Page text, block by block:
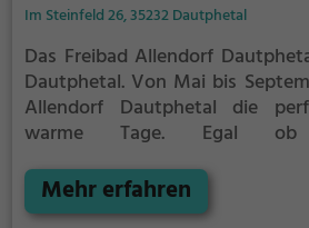
Im Steinfeld 26, 35232 Dautphetal
Das Freibad Allendorf
Dautphetal. Von Mai bis
Allendorf Dautphetal die
warme Tage. Egal ob
im Freibad Allendorf
seine Kosten. Bei gutem
Mehr erfahren